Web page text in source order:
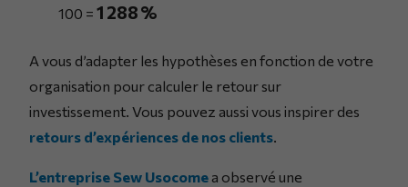
100 = 1 288 %
A vous d’adapter les hypothèses en fonction de votre
organisation pour calculer le retour sur
investissement. Vous pouvez aussi vous inspirer des
retours d’expériences de nos clients.
L’entreprise Sew Usocome a observé une